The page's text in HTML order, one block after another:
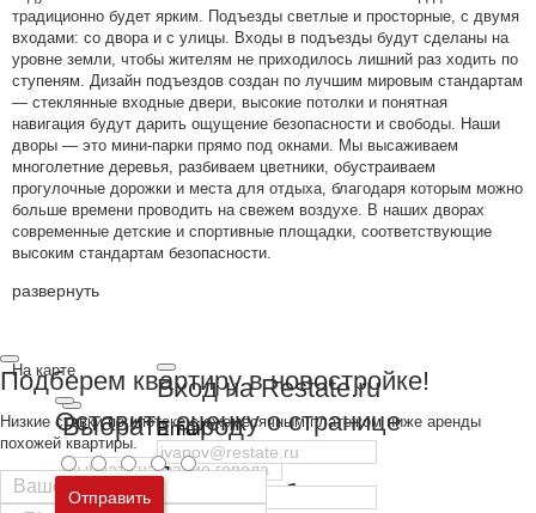
Выбрать город
Москва и
Московская область
Вход на Restate.ru
Email
Пароль
традиционно будет ярким. Подъезды светлые и просторные, с двумя
входами: со двора и с улицы. Входы в подъезды будут сделаны на
уровне земли, чтобы жителям не приходилось лишний раз ходить по
ступеням. Дизайн подъездов создан по лучшим мировым стандартам
— стеклянные входные двери, высокие потолки и понятная
навигация будут дарить ощущение безопасности и свободы. Наши
дворы — это мини-парки прямо под окнами. Мы высаживаем
многолетние деревья, разбиваем цветники, обустраиваем
прогулочные дорожки и места для отдыха, благодаря которым можно
больше времени проводить на свежем воздухе. В наших дворах
современные детские и спортивные площадки, соответствующие
высоким стандартам безопасности.
развернуть
На карте
Подберем квартиру в новостройке!
Низкие ставки по ипотеке с ежемесячным платежом ниже аренды
похожей квартиры.
Оставить оценку о странице
Отправить